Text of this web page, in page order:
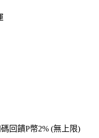
回饋P幣2% (無上限)